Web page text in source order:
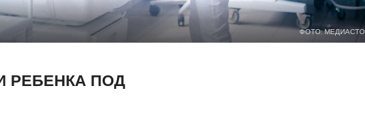
ФОТО:
РЕБЕНКА ПОД